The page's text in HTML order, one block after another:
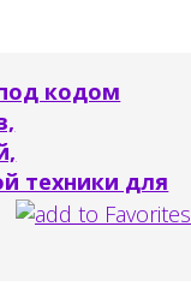
кодом
техники для